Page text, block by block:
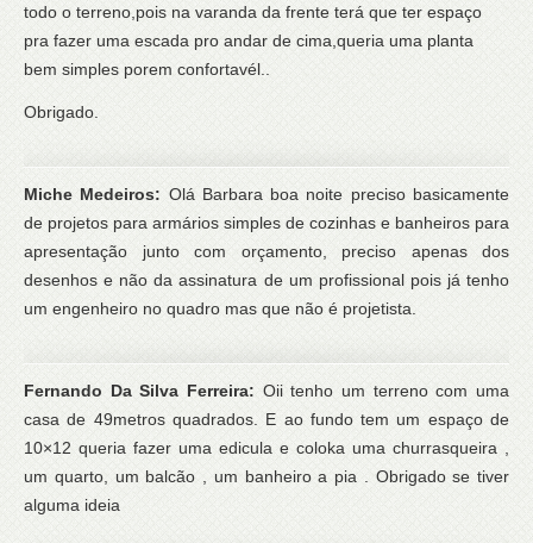
todo o terreno,pois na varanda da frente terá que ter espaço
pra fazer uma escada pro andar de cima,queria uma planta
bem simples porem confortavél..
Obrigado.
Miche Medeiros: Olá Barbara boa noite preciso basicamente
de projetos para armários simples de cozinhas e banheiros para
apresentação junto com orçamento, preciso apenas dos
desenhos e não da assinatura de um profissional pois já tenho
um engenheiro no quadro mas que não é projetista.
Fernando Da Silva Ferreira: Oii tenho um terreno com uma
casa de 49metros quadrados. E ao fundo tem um espaço de
10×12 queria fazer uma edicula e coloka uma churrasqueira ,
um quarto, um balcão , um banheiro a pia . Obrigado se tiver
alguma ideia